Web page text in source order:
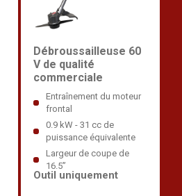
Débroussailleuse 60
V de qualité
commerciale
Entraînement du moteur
frontal
0.9 kW - 31 cc de
puissance équivalente
Largeur de coupe de
16.5”
Outil uniquement